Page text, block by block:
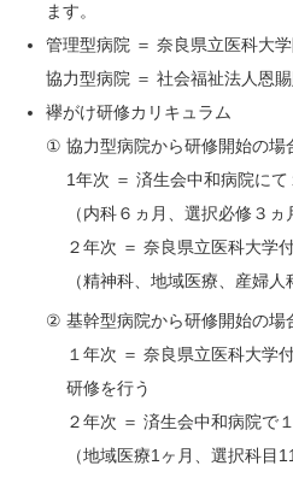
ます。
管理型病院 ＝ 奈良県立医科大
協力型病院 ＝ 社会福祉法人恩
襷がけ研修カリキュラム
① 協力型病院から研修開始の場
1年次 ＝ 済生会中和病院に
（内科６ヵ月、選択必修３ヵ
２年次 ＝ 奈良県立医科大学
（精神科、地域医療、産婦人
② 基幹型病院から研修開始の場
１年次 ＝ 奈良県立医科大学
研修を行う
２年次 ＝ 済生会中和病院で
（地域医療1ヶ月、選択科目